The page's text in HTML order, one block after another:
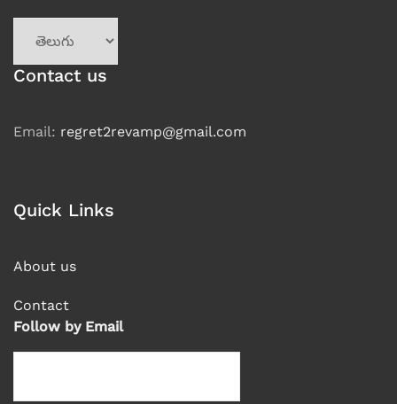
language
Contact us
Email: regret2revamp@gmail.com
Quick Links
About us
Contact
Follow by Email